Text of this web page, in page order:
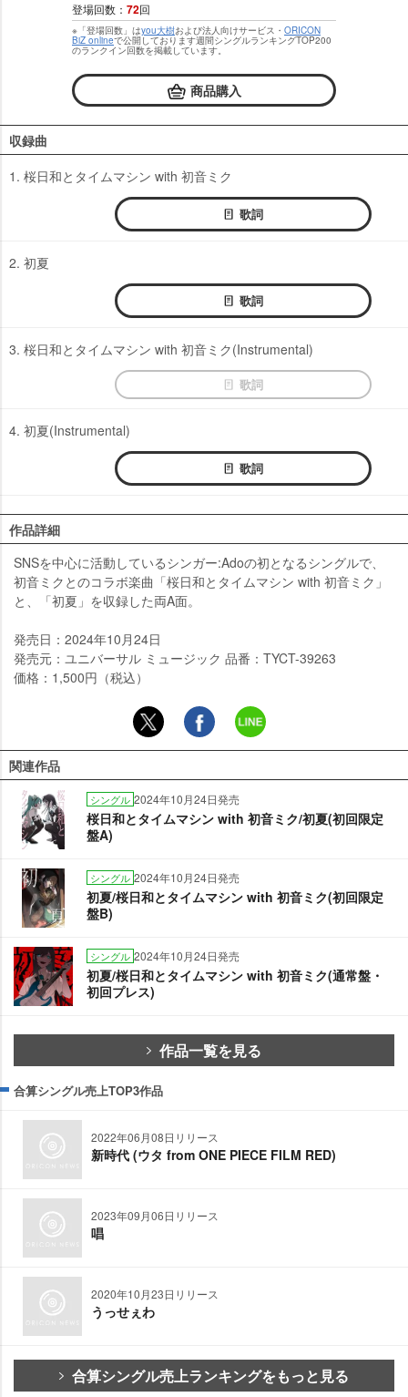
登場回数： 72回
※「登場回数」はyou大樹および法人向けサービス・ ORICON
BiZ onlineで公開しております週間シングルランキングTOP200
のランクイン回数を掲載しています。
商品購入
収録曲
1. 桜日和とタイムマシン with 初音ミク
歌詞
2. 初夏
歌詞
3. 桜日和とタイムマシン with 初音ミク(Instrumental)
歌詞
4. 初夏(Instrumental)
歌詞
作品詳細
SNSを中心に活動しているシンガー:Adoの初となるシングルで、
初音ミクとのコラボ楽曲「桜日和とタイムマシン with 初音ミク」
と、「初夏」を収録した両A面。
発売日：2024年10月24日
発売元：ユニバーサル ミュージック 品番：TYCT-39263
価格：1,500円（税込）
関連作品
シングル 2024年10月24日発売
桜日和とタイムマシン with 初音ミク/初夏(初回限定
盤A)
シングル 2024年10月24日発売
初夏/桜日和とタイムマシン with 初音ミク(初回限定
盤B)
シングル 2024年10月24日発売
初夏/桜日和とタイムマシン with 初音ミク(通常盤・
初回プレス)
作品一覧を見る
合算シングル売上TOP3作品
2022年06月08日リリース
新時代 (ウタ from ONE PIECE FILM RED)
2023年09月06日リリース
唱
2020年10月23日リリース
うっせぇわ
合算シングル売上ランキングをもっと見る